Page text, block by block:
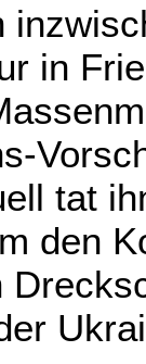
in
tat
den